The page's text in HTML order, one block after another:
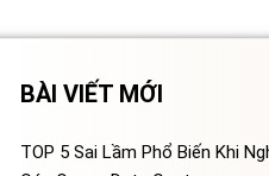
BÀI VIẾT MỚI
TOP 5 Sai Lầm Phổ Biến Khi